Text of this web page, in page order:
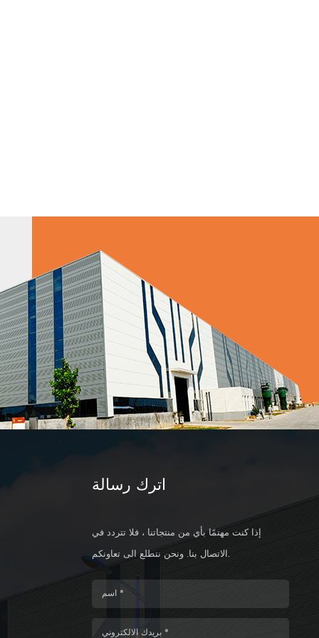
اترك رسالة
إذا كنت مهتمًا بأي من منتجاتنا ، فلا تتردد في
الاتصال بنا. ونحن نتطلع الى تعاونكم.